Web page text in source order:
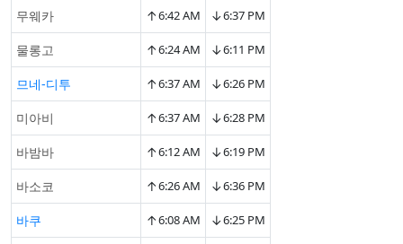
무웨카 ↑6:42 AM ↓6:37 PM
물롱고 ↑6:24 AM ↓6:11 PM
므네-디투 ↑6:37 AM ↓6:26 PM
미아비 ↑6:37 AM ↓6:28 PM
바밤바 ↑6:12 AM ↓6:19 PM
바소코 ↑6:26 AM ↓6:36 PM
바쿠 ↑6:08 AM ↓6:25 PM